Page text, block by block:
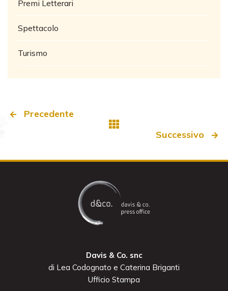
Premi Letterari
Spettacolo
Turismo
Precedente
Successivo
Davis & Co. snc
di Lea Codognato e Caterina Briganti
Ufficio Stampa